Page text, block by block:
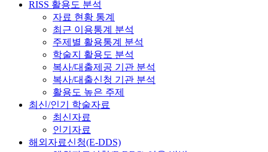
RISS 활용도 분석
자료 현황 통계
최근 이용통계 분석
주제별 활용통계 분석
학술지 활용도 분석
복사/대출제공 기관 분석
복사/대출신청 기관 분석
활용도 높은 주제
최신/인기 학술자료
최신자료
인기자료
해외자료신청(E-DDS)